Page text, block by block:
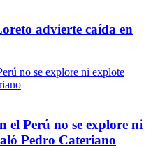
advierte caída en
el Perú no se explore ni
Pedro Cateriano